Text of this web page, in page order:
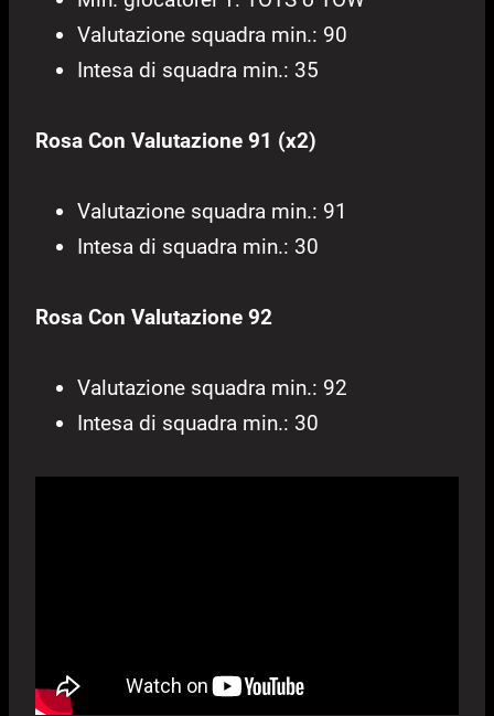
Valutazione squadra min.: 90
Intesa di squadra min.: 35
Rosa Con Valutazione 91 (x2)
Valutazione squadra min.: 91
Intesa di squadra min.: 30
Rosa Con Valutazione 92
Valutazione squadra min.: 92
Intesa di squadra min.: 30